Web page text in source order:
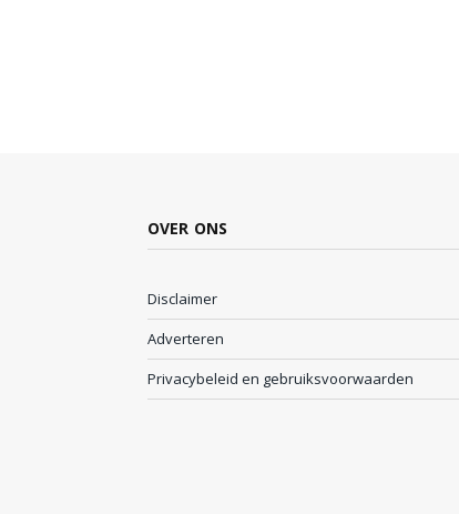
OVER ONS
Disclaimer
Adverteren
Privacybeleid en gebruiksvoorwaarden